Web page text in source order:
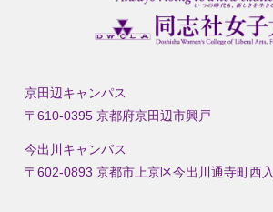
京田辺キャンパス
〒610-0395 京都府京田辺市興戸
今出川キャンパス
〒602-0893 京都市上京区今出川通寺町西入